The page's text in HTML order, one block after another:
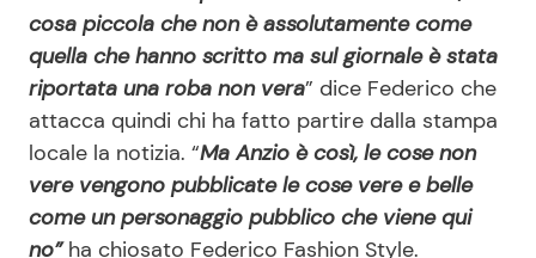
cosa piccola che non è assolutamente come
quella che hanno scritto ma sul giornale è stata
riportata una roba non vera” dice Federico che
attacca quindi chi ha fatto partire dalla stampa
locale la notizia. “Ma Anzio è così, le cose non
vere vengono pubblicate le cose vere e belle
come un personaggio pubblico che viene qui
no”ha chiosato Federico Fashion Style.